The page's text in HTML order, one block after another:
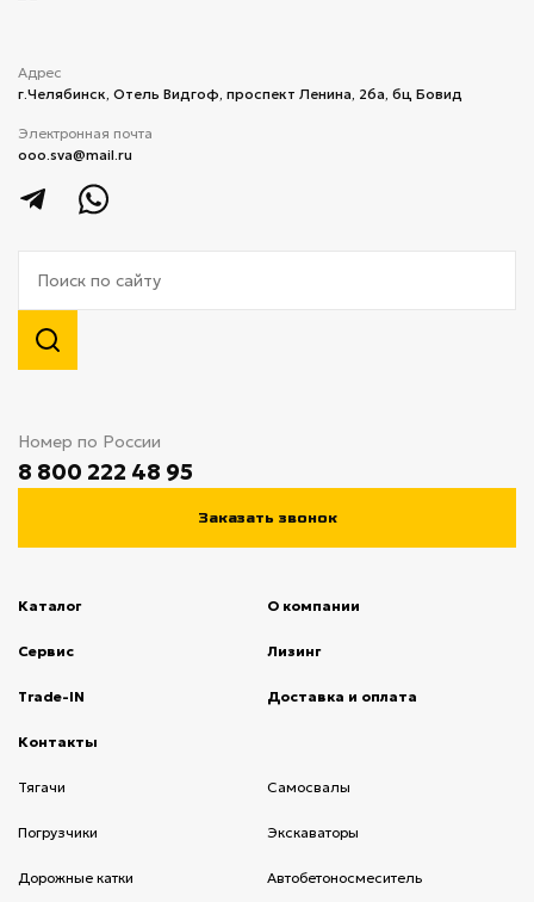
Адрес
г.Челябинск, ​Отель Видгоф, проспект Ленина, 26а, бц Бовид
Электронная почта
ooo.sva@mail.ru
Номер по России
8 800 222 48 95
Заказать звонок
Каталог О компании
Сервис Лизинг(current)
Trade-IN Доставка и оплата
Контакты
Тягачи Cамосвалы
Погрузчики Экскаваторы
Дорожные катки Автобетоносмеситель